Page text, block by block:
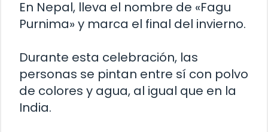
En Nepal, lleva el nombre de «Fagu
Purnima» y marca el final del invierno.
Durante esta celebración, las
personas se pintan entre sí con polvo
de colores y agua, al igual que en la
India.